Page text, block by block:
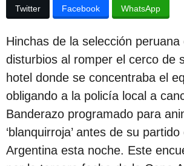
c
i
ó
n
2
a
ñ
Twitter Facebook WhatsApp
Hinchas de la selección peruana
disturbios al romper el cerco de
hotel donde se concentraba el
obligando a la policía local a
Banderazo programado para
‘blanquirroja’ antes de su
Argentina esta noche. Este